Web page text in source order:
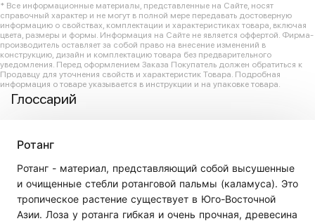
* Все информационные материалы, представленные на Сайте, носят
справочный характер и не могут в полной мере передавать достоверную
информацию о свойствах, комплектации и характеристиках товара, включая
цвета, размеры и формы. Информация на Сайте не является оффертой. Фирма-
производитель оставляет за собой право на внесение изменений в
конструкцию, дизайн и комплектацию товара без предварительного
уведомления. Перед оформлением Заказа Покупатель должен обратиться к
Продавцу для уточнения свойств и характеристик Товара. Подробная
информация о товаре указывается в инструкции и на упаковке товара.
Глоссарий
Ротанг
Ротанг - материал, представляющий собой высушенные
и очищенные стебли ротанговой пальмы (каламуса). Это
тропическое растение существует в Юго-Восточной
Азии. Лоза у ротанга гибкая и очень прочная, древесина